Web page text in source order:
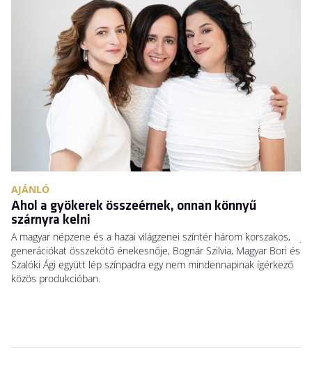
AJÁNLÓ
Ahol a gyökerek összeérnek, onnan könnyű
szárnyra kelni
A magyar népzene és a hazai világzenei színtér három korszakos,
generációkat összekötő énekesnője, Bognár Szilvia, Magyar Bori és
Szalóki Ági együtt lép színpadra egy nem mindennapinak ígérkező
közös produkcióban.